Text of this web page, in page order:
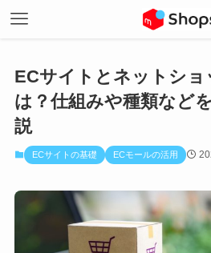
ECサイトとネットショ
は？仕組みや種類など
説
ECサイトの基礎 ECモールの活用